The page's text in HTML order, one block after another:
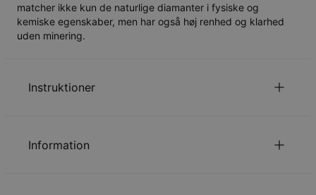
matcher ikke kun de naturlige diamanter i fysiske og
kemiske egenskaber, men har også høj renhed og klarhed
uden minering.
Instruktioner
Klik her for at se vores guide til kædelængder.
Information